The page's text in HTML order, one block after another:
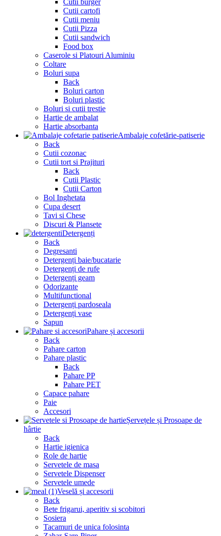
Cutii burger
Cutii cartofi
Cutii meniu
Cutii Pizza
Cutii sandwich
Food box
Caserole si Platouri Aluminiu
Coltare
Boluri supa
Back
Boluri carton
Boluri plastic
Boluri si cutii trestie
Hartie de ambalat
Hartie absorbanta
Ambalaje cofetărie-patiserie
Back
Cutii cozonac
Cutii tort si Prajituri
Back
Cutii Plastic
Cutii Carton
Bol Inghetata
Cupa desert
Tavi si Chese
Discuri & Plansete
Detergenți
Back
Degresanti
Detergenți baie/bucatarie
Detergenți de rufe
Detergenți geam
Odorizante
Multifunctional
Detergenți pardoseala
Detergenți vase
Sapun
Pahare și accesorii
Back
Pahare carton
Pahare plastic
Back
Pahare PP
Pahare PET
Capace pahare
Paie
Accesori
Șervețele și Prosoape de
hârtie
Back
Hartie igienica
Role de hartie
Servetele de masa
Servetele Dispenser
Servetele umede
Veselă și accesorii
Back
Bete frigarui, aperitiv si scobitori
Sosiera
Tacamuri de unica folosinta